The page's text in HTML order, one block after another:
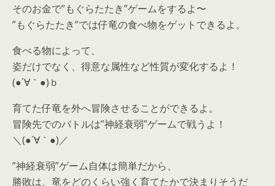
そのお金で”もぐらたたき”ゲームをするよ〜
”もぐらたたき”では仔竜の食べ物をゲットできるよ。
食べる物によって、
姿だけでなく、得意な属性など性質が変化するよ！
(●´∀｀●)ｂ
育てた仔竜を外へ冒険させることができるよ。
冒険先でのバトルは”神経衰弱”ゲームで戦うよ！
＼(●´∀｀●)／
”神経衰弱”ゲーム自体は簡単だから、
勝敗は、竜をどのくらい強く育てたかで決まりそうだ